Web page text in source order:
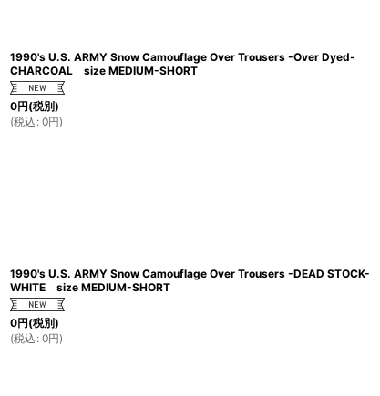
1990's U.S. ARMY Snow Camouflage Over Trousers -Over Dyed-
CHARCOAL size MEDIUM-SHORT
0円(税別)
(税込 : 0円)
1990's U.S. ARMY Snow Camouflage Over Trousers -DEAD STOCK-
WHITE size MEDIUM-SHORT
0円(税別)
(税込 : 0円)